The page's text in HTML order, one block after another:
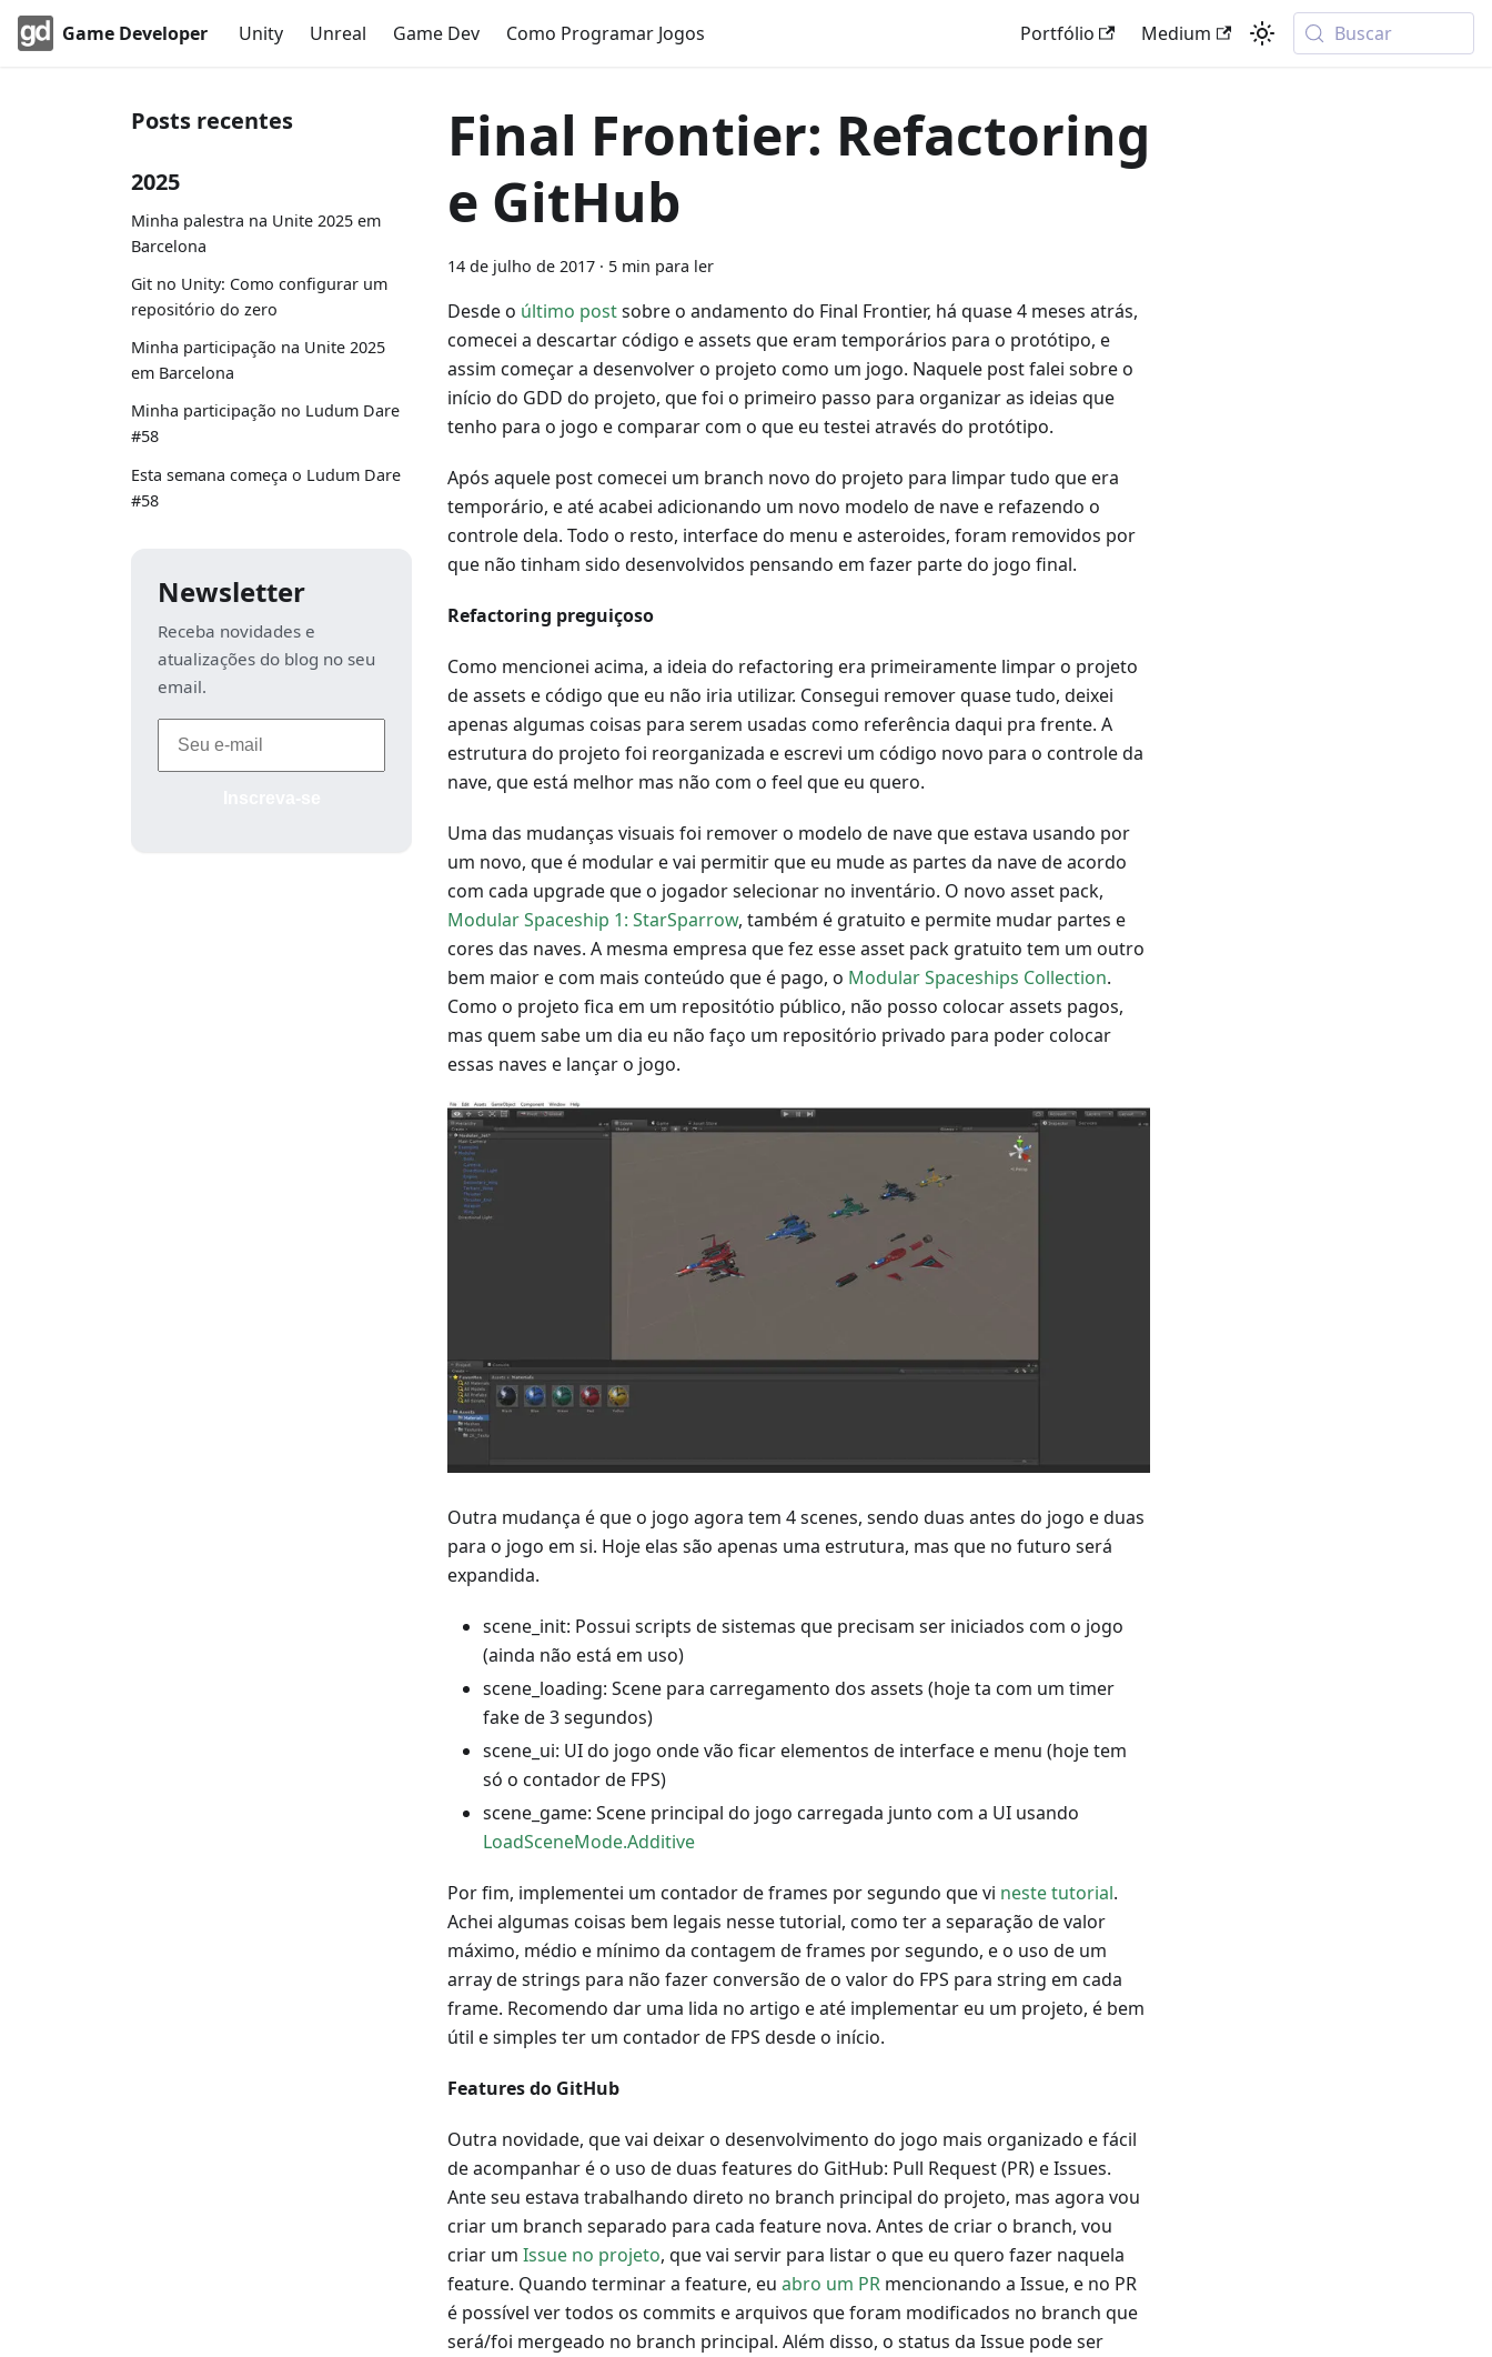
Game Developer Unity Unreal Game Dev Como Programar Jogos Portfólio Medium Buscar
Posts recentes
2025
Minha palestra na Unite 2025 em
Barcelona
Git no Unity: Como configurar um
repositório do zero
Minha participação na Unite 2025
em Barcelona
Minha participação no Ludum Dare
#58
Esta semana começa o Ludum Dare
#58
Newsletter
Receba novidades e
atualizações do blog no seu
email.
Final Frontier: Refactoring
e GitHub
14 de julho de 2017 · 5 min para ler
Desde o último postsobre o andamento do Final Frontier, há quase 4 meses atrás,
comecei a descartar código e assets que eram temporários para o protótipo, e
assim começar a desenvolver o projeto como um jogo. Naquele post falei sobre o
início do GDD do projeto, que foi o primeiro passo para organizar as ideias que
tenho para o jogo e comparar com o que eu testei através do protótipo.
Após aquele post comecei um branch novo do projeto para limpar tudo que era
temporário, e até acabei adicionando um novo modelo de nave e refazendo o
controle dela. Todo o resto, interface do menu e asteroides, foram removidos por
que não tinham sido desenvolvidos pensando em fazer parte do jogo final.
Refactoring preguiçoso
Como mencionei acima, a ideia do refactoring era primeiramente limpar o projeto
de assets e código que eu não iria utilizar. Consegui remover quase tudo, deixei
apenas algumas coisas para serem usadas como referência daqui pra frente. A
estrutura do projeto foi reorganizada e escrevi um código novo para o controle da
nave, que está melhor mas não com o feel que eu quero.
Uma das mudanças visuais foi remover o modelo de nave que estava usando por
um novo, que é modular e vai permitir que eu mude as partes da nave de acordo
com cada upgrade que o jogador selecionar no inventário. O novo asset pack,
Modular Spaceship 1: StarSparrow, também é gratuito e permite mudar partes e
cores das naves. A mesma empresa que fez esse asset pack gratuito tem um outro
bem maior e com mais conteúdo que é pago, o Modular Spaceships Collection.
Como o projeto fica em um repositótio público, não posso colocar assets pagos,
mas quem sabe um dia eu não faço um repositório privado para poder colocar
essas naves e lançar o jogo.
Outra mudança é que o jogo agora tem 4 scenes, sendo duas antes do jogo e duas
para o jogo em si. Hoje elas são apenas uma estrutura, mas que no futuro será
expandida.
scene_init: Possui scripts de sistemas que precisam ser iniciados com o jogo
(ainda não está em uso)
scene_loading: Scene para carregamento dos assets (hoje ta com um timer
fake de 3 segundos)
scene_ui: UI do jogo onde vão ficar elementos de interface e menu (hoje tem
só o contador de FPS)
scene_game: Scene principal do jogo carregada junto com a UI usando
LoadSceneMode.Additive
Por fim, implementei um contador de frames por segundo que vi neste tutorial.
Achei algumas coisas bem legais nesse tutorial, como ter a separação de valor
máximo, médio e mínimo da contagem de frames por segundo, e o uso de um
array de strings para não fazer conversão de o valor do FPS para string em cada
frame. Recomendo dar uma lida no artigo e até implementar eu um projeto, é bem
útil e simples ter um contador de FPS desde o início.
Features do GitHub
Outra novidade, que vai deixar o desenvolvimento do jogo mais organizado e fácil
de acompanhar é o uso de duas features do GitHub: Pull Request (PR) e Issues.
Ante seu estava trabalhando direto no branch principal do projeto, mas agora vou
criar um branch separado para cada feature nova. Antes de criar o branch, vou
criar um Issue no projeto, que vai servir para listar o que eu quero fazer naquela
feature. Quando terminar a feature, eu abro um PR mencionando a Issue, e no PR
é possível ver todos os commits e arquivos que foram modificados no branch que
será/foi mergeado no branch principal. Além disso, o status da Issue pode ser